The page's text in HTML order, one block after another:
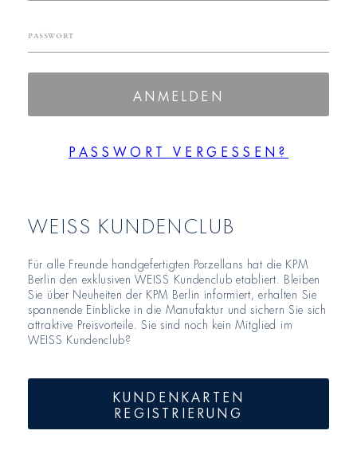
Passwort
ANMELDEN
PASSWORT VERGESSEN?
WEISS KUNDENCLUB
Für alle Freunde handgefertigten Porzellans hat die KPM
Berlin den exklusiven WEISS Kundenclub etabliert. Bleiben
Sie über Neuheiten der KPM Berlin informiert, erhalten Sie
spannende Einblicke in die Manufaktur und sichern Sie sich
attraktive Preisvorteile. Sie sind noch kein Mitglied im
WEISS Kundenclub?
KUNDENKARTEN
REGISTRIERUNG